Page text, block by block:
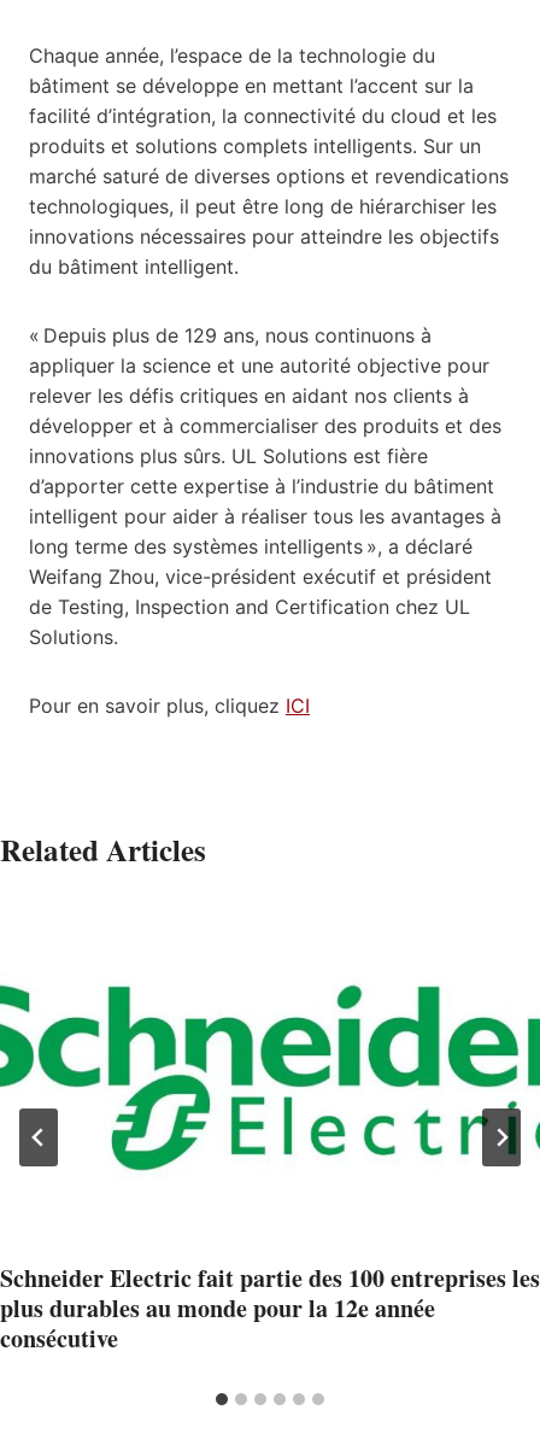
Chaque année, l’espace de la technologie du
bâtiment se développe en mettant l’accent sur la
facilité d’intégration, la connectivité du cloud et les
produits et solutions complets intelligents. Sur un
marché saturé de diverses options et revendications
technologiques, il peut être long de hiérarchiser les
innovations nécessaires pour atteindre les objectifs
du bâtiment intelligent.
« Depuis plus de 129 ans, nous continuons à
appliquer la science et une autorité objective pour
relever les défis critiques en aidant nos clients à
développer et à commercialiser des produits et des
innovations plus sûrs. UL Solutions est fière
d’apporter cette expertise à l’industrie du bâtiment
intelligent pour aider à réaliser tous les avantages à
long terme des systèmes intelligents », a déclaré
Weifang Zhou, vice-président exécutif et président
de Testing, Inspection and Certification chez UL
Solutions.
Pour en savoir plus, cliquez ICI
Related Articles
Schneider Electric fait partie des 100 entreprises les
plus durables au monde pour la 12e année
consécutive